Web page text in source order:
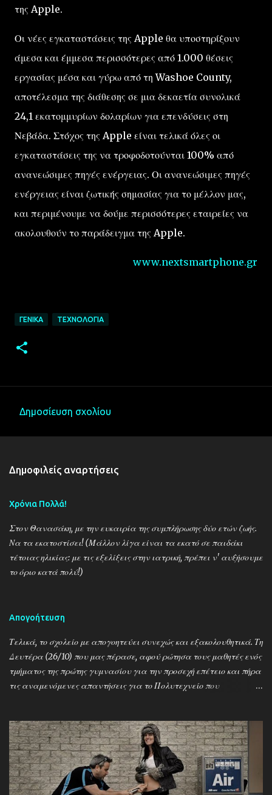
της Apple.
Οι νέες εγκαταστάσεις της Apple θα υποστηρίξουν
άμεσα και έμμεσα περισσότερες από 1.000 θέσεις
εργασίας μέσα και γύρω από τη Washoe County,
αποτέλεσμα της διάθεσης σε μια δεκαετία συνολικά
24,1 εκατομμυρίων δολαρίων για επενδύσεις στη
Νεβάδα. Στόχος της Apple είναι τελικά όλες οι
εγκαταστάσεις της να τροφοδοτούνται 100% από
ανανεώσιμες πηγές ενέργειας. Οι ανανεώσιμες πηγές
ενέργειας είναι ζωτικής σημασίας για το μέλλον μας,
και περιμένουμε να δούμε περισσότερες εταιρείες να
ακολουθούν το παράδειγμα της Apple.
www.nextsmartphone.gr
ΓΕΝΙΚΆ ΤΕΧΝΟΛΟΓΊΑ
λ
α
Δημοσίευση σχολίου
Δημοφιλείς αναρτήσεις
Χρόνια Πολλά!
Στον Θανασάκη, με την ευκαιρία της συμπλήρωσης δύο ετών ζωής.
Να τα εκατοστίσει! (Μάλλον λίγα είναι τα εκατό σε παιδάκι
τέτοιας ηλικίας: με τις εξελίξεις στην ιατρική, πρέπει ν' αυξήσουμε
το όριο κατά πολύ!)
Απογοήτευση
Τελικά, το σχολείο με απογοητεύει συνεχώς και εξακολουθητικά. Τη
Δευτέρα (26/10) που μας πέρασε, αφού ρώτησα τους μαθητές ενός
τμήματος της πρώτης γυμνασίου για την προσεχή επέτειο και πήρα
τις αναμενόμενες απαντήσεις για το Πολυτεχνείο που
που είχαμε και σύντομα και περιεκτικά τούς μίλησα για τον 2ο
Παγκόσμιο, τον Εμμανουέλε Γκράτσι, τον Μεταξά, το «Alors, c'est
la guerre!» (…) την εαρινή επίθεση, την Κατοχή (στην Ελλάδα και
ειδικά στην Καλαμπάκα), την πυρπόληση της πόλης μας, την
απελευθέρωση, τον εμφύλιο. Τα γράψαμε στον πίνακα, τα